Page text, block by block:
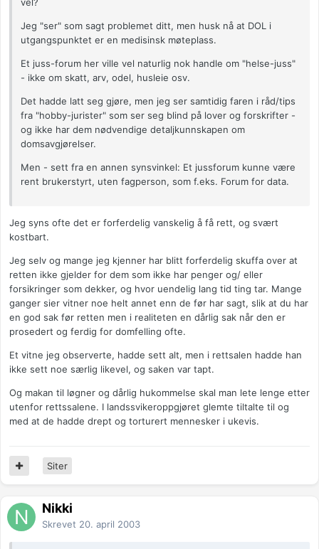
vel?
Jeg "ser" som sagt problemet ditt, men husk nå at DOL i
utgangspunktet er en medisinsk møteplass.
Et juss-forum her ville vel naturlig nok handle om "helse-juss"
- ikke om skatt, arv, odel, husleie osv.
Det hadde latt seg gjøre, men jeg ser samtidig faren i råd/tips
fra "hobby-jurister" som ser seg blind på lover og forskrifter -
og ikke har dem nødvendige detaljkunnskapen om
domsavgjørelser.
Men - sett fra en annen synsvinkel: Et jussforum kunne være
rent brukerstyrt, uten fagperson, som f.eks. Forum for data.
Jeg syns ofte det er forferdelig vanskelig å få rett, og svært
kostbart.
Jeg selv og mange jeg kjenner har blitt forferdelig skuffa over at
retten ikke gjelder for dem som ikke har penger og/ eller
forsikringer som dekker, og hvor uendelig lang tid ting tar. Mange
ganger sier vitner noe helt annet enn de før har sagt, slik at du har
en god sak før retten men i realiteten en dårlig sak når den er
prosedert og ferdig for domfelling ofte.
Et vitne jeg observerte, hadde sett alt, men i rettsalen hadde han
ikke sett noe særlig likevel, og saken var tapt.
Og makan til løgner og dårlig hukommelse skal man lete lenge etter
utenfor rettssalene. I landssvikeroppgjøret glemte tiltalte til og
med at de hadde drept og torturert mennesker i ukevis.
Siter
Nikki
Skrevet 20. april 2003